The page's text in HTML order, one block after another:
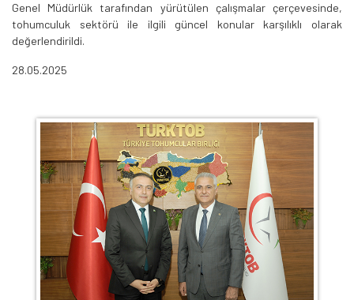
Genel Müdürlük tarafından yürütülen çalışmalar çerçevesinde,
tohumculuk sektörü ile ilgili güncel konular karşılıklı olarak
değerlendirildi.
28.05.2025